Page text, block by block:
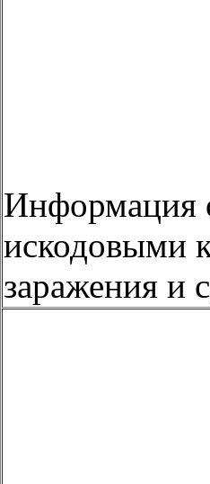
Информация
искодовыми
заражения и